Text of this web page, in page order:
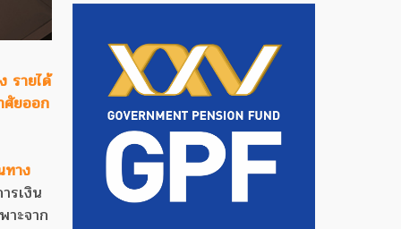
รายได้
ศัยออก
าง
รเงิน
ะจาก